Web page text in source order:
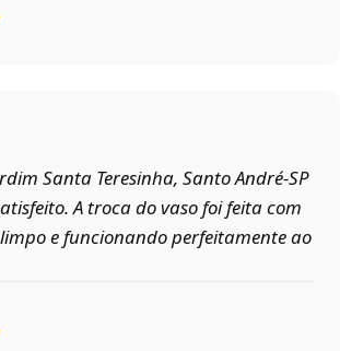
Santa Teresinha, Santo André‑SP
A troca do vaso foi feita com
e funcionando perfeitamente ao